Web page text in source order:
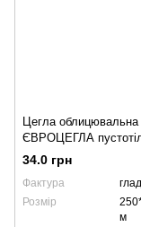
Цегла облицювальна
ЄВРОЦЕГЛА
гладка 250х120х65мм
34.0 грн
Фактура
Розмір
м